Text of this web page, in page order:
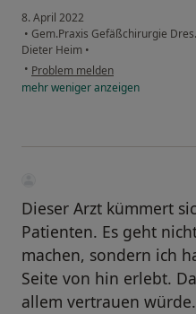
8. April 2022
• Gem.Praxis Gefäßchirurgie
Dieter Heim •
• Problem melden
mehrwenigeranzeigen
Dieser Arzt kümmert
Patienten. Es geht
machen, sondern ich
Seite von hin erlebt.
allem vertrauen würde.